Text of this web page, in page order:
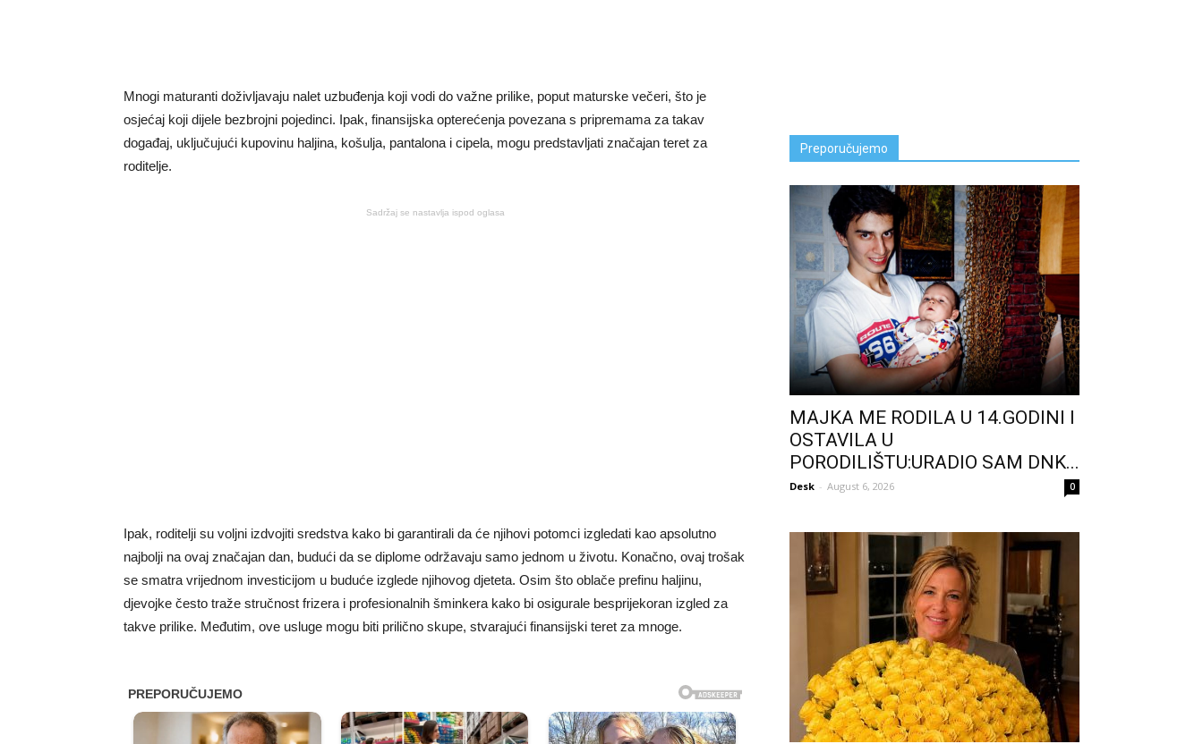
Mnogi maturanti doživljavaju nalet uzbuđenja koji vodi do važne prilike, poput maturske večeri, što je
osjećaj koji dijele bezbrojni pojedinci. Ipak, finansijska opterećenja povezana s pripremama za takav
događaj, uključujući kupovinu haljina, košulja, pantalona i cipela, mogu predstavljati značajan teret za
roditelje.
Sadržaj se nastavlja ispod oglasa
Ipak, roditelji su voljni izdvojiti sredstva kako bi garantirali da će njihovi potomci izgledati kao apsolutno
najbolji na ovaj značajan dan, budući da se diplome održavaju samo jednom u životu. Konačno, ovaj trošak
se smatra vrijednom investicijom u buduće izglede njihovog djeteta. Osim što oblače prefinu haljinu,
djevojke često traže stručnost frizera i profesionalnih šminkera kako bi osigurale besprijekoran izgled za
takve prilike. Međutim, ove usluge mogu biti prilično skupe, stvarajući finansijski teret za mnoge.
Preporučujemo
MAJKA ME RODILA U 14.GODINI I
OSTAVILA U
PORODILIŠTU:URADIO SAM DNK...
Desk - August 6, 2026 0